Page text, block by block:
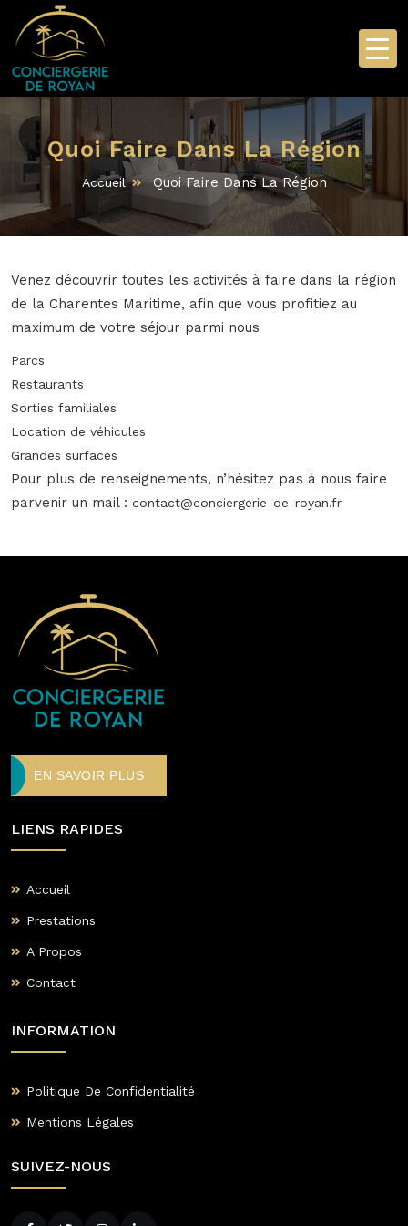
Quoi Faire Dans La Région
Accueil Quoi Faire Dans La Région
Venez découvrir toutes les activités à faire dans la région
de la Charentes Maritime, afin que vous profitiez au
maximum de votre séjour parmi nous
Parcs
Restaurants
Sorties familiales
Location de véhicules
Grandes surfaces
Pour plus de renseignements, n’hésitez pas à nous faire
parvenir un mail : contact@conciergerie-de-royan.fr
EN SAVOIR PLUS
LIENS RAPIDES
Accueil
Prestations
A Propos
Contact
INFORMATION
Politique De Confidentialité
Mentions Légales
SUIVEZ-NOUS